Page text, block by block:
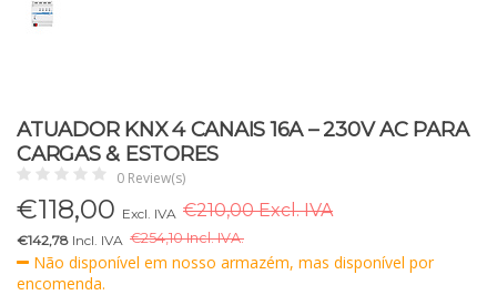
ATUADOR KNX 4 CANAIS 16A – 230V AC PARA
CARGAS & ESTORES
0 Review(s)
€118,00 Excl. IVA €210,00 Excl. IVA
€142,78 Incl. IVA €254,10 Incl. IVA.
Não disponível em nosso armazém, mas disponível por
encomenda.